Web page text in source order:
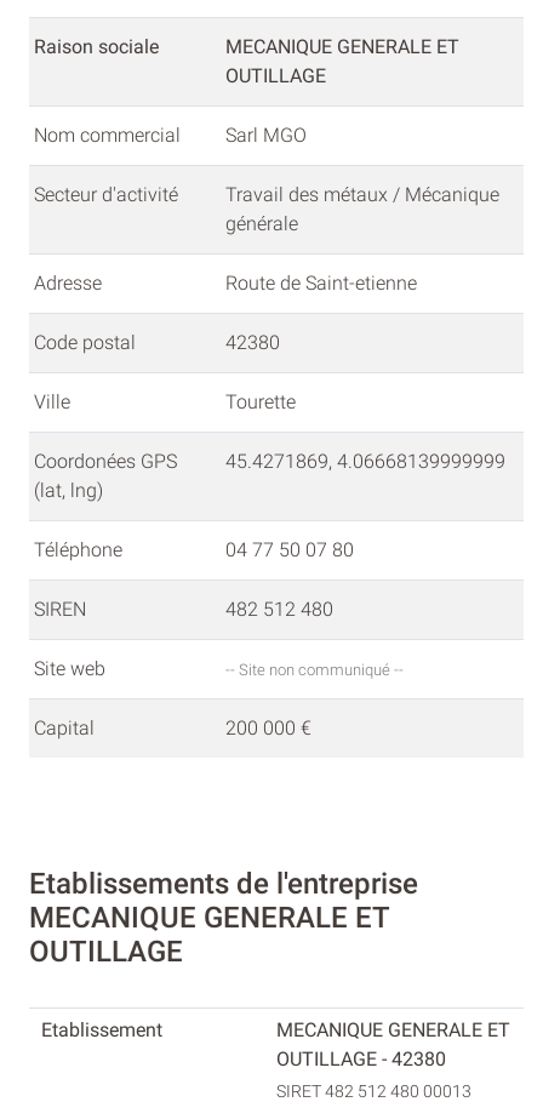
Raison sociale
MECANIQUE GENERALE ET
OUTILLAGE
Nom commercial Sarl MGO
Secteur d'activité
Travail des métaux / Mécanique
générale
Adresse Route de Saint-etienne
Code postal 42380
Ville Tourette
Coordonées GPS
(lat, lng)
45.4271869, 4.06668139999999
Téléphone 04 77 50 07 80
SIREN 482 512 480
Site web -- Site non communiqué --
Capital 200 000 €
Etablissements de l'entreprise
MECANIQUE GENERALE ET
OUTILLAGE
MECANIQUE GENERALE ET
OUTILLAGE - 42380
SIRET 482 512 480 00013